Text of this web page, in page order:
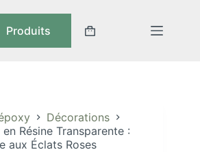
Produits
Panier
Décorations
Résine Transparente :
aux Éclats Roses